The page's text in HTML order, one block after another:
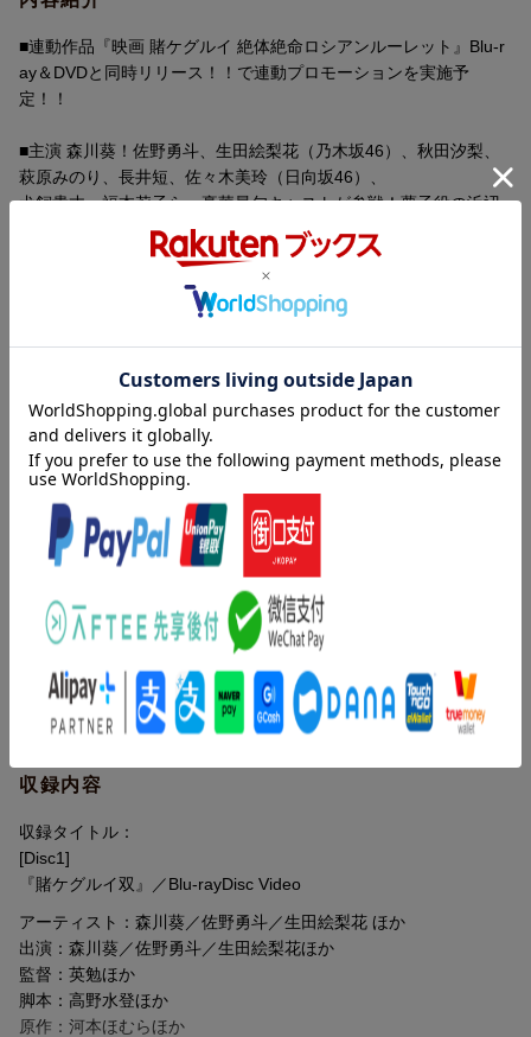
音声方式
dtsHD Master Audioステレオ(オリジナル音
声方式)
制作国
制作年 2021年
洋題 KAKEKEGURUI TWIN
■連動作品『映画 賭ケグルイ 絶体絶命ロシアンルーレット』Blu-r
ay＆DVDと同時リリース！！で連動プロモーションを実施予
定！！
■主演 森川葵！佐野勇斗、生田絵梨花（乃木坂46）、秋田汐梨、
萩原みのり、長井短、佐々木美玲（日向坂46）、
犬飼貴丈、福本莉子ら、豪華最旬キャストが参戦！夢子役の浜辺
美波、鈴井役の高杉真宙ら人気レギュラーキャスト陣も登場し、
「賭ケグルイ」ユニバースはこの‘双’で、さらなる進化を果たす！
■人気No,1キャラクター、早乙女芽亜里の活躍を描く、「賭ケグル
■制作秘話＆オフショット満載のメイキング映像をはじめ、オープ
ニング映像集（特別版）、YouTubeスペシャル動画、など、見ど
ころ満載の映像特典を収録！
＜収録内容＞
・画面サイズ：16：9 1080p High Definition
・音声：dts-HD Master Audio 2.0ch
▽特典映像
・メイキング
・完成報告イベント
・YouTubeスペシャル動画
・オープニング映像集（特別版）
※収録内容は変更となる場合がございます。
ストーリー
＜ストーリー＞
私立百花王学園。創立100年を越え、政財界の子女が多数通うこの
学園では、勉強やスポーツの成績は一切評価されず、最も重要と
されるのは、ギャンブルの強さのみ。
学園を牛耳る生徒会への上納金が払えないものは家畜として人間
の尊厳を奪われる。
この学園にやってきた謎多き転校生、‘賭け狂い’の少女、蛇喰夢子
たちの熾烈なギャンブルバトルを描いて大ヒットとなった「賭ケ
グルイ」。
本作は、蛇喰夢子が転校してくる1年前を描いた物語。
主人公は、後に夢子の好敵手でありながら親友にもなる早乙女芽
お嬢様ライフに憧れ、何も知らずに編入してきたギャンブル初心
か？
そのすべてがここで描かれる！
主演はシリーズを通じて芽亜里を演じてきた演技派女優、森川
乃木坂46の生田絵梨花ら最旬の若手俳優陣。
夢子役の浜辺美波、鈴井役の高杉真宙ら人気レギュラーキャスト
陣も登場し、「賭ケグルイ」ユニバースはこの‘双’で、さらなる進
化を果たす！
収録内容
収録タイトル：
[Disc1]
『賭ケグルイ双』／Blu-rayDisc Video
アーティスト：森川葵／佐野勇斗／生田絵梨花 ほか
出演：森川葵／佐野勇斗／生田絵梨花ほか
監督：英勉ほか
脚本：高野水登ほか
原作：河本ほむらほか